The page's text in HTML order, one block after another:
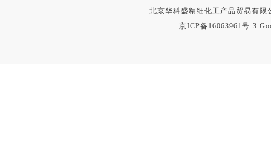
北京华科盛精细化工产品贸易有
京ICP备16063961号-3